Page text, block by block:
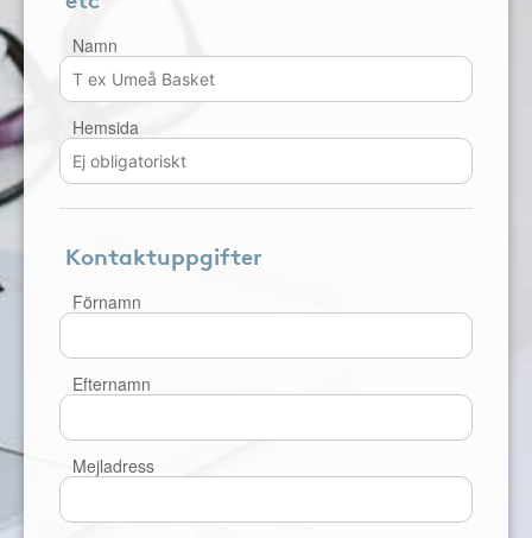
Namn
Hemsida
Kontaktuppgifter
Förnamn
Efternamn
Mejladress